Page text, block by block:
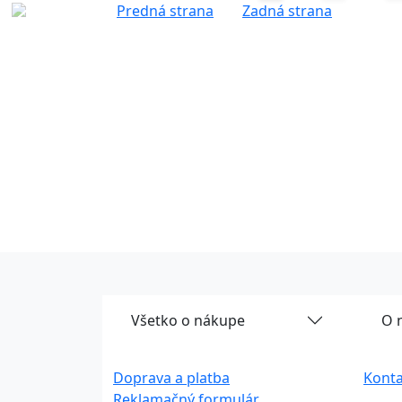
Predná strana Zadná strana
Všetko o nákupe
Doprava a platba
O